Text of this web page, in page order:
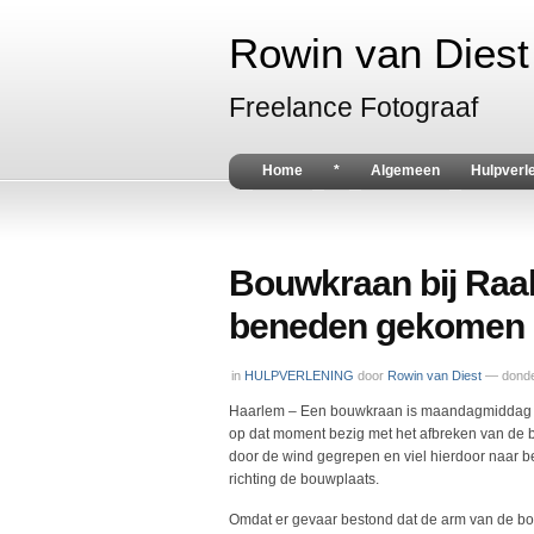
Rowin van
Freelance Fotograaf
Home * Algemeen
Bouwkraan bij
beneden
in HULPVERLENING door Rowin van Diest —
Haarlem – Een bouwkraan is
op dat moment bezig met het afbreken van
door de wind gegrepen en viel hierdoor naar
richting de bouwplaats.
Omdat er gevaar bestond dat de arm van de